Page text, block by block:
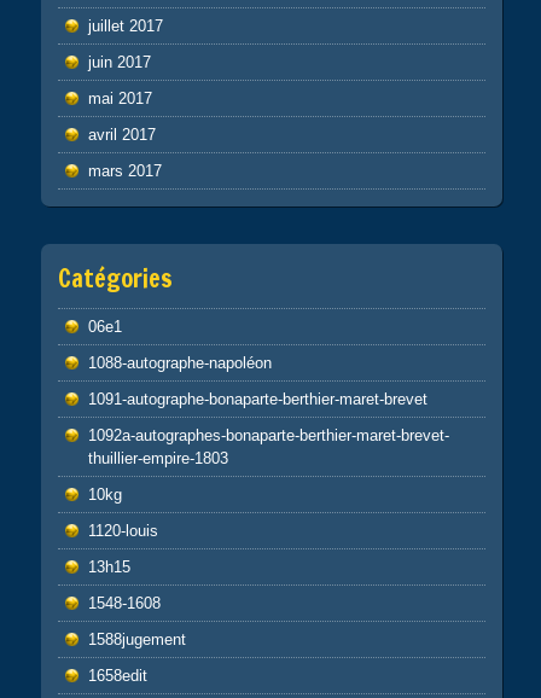
juillet 2017
juin 2017
mai 2017
avril 2017
mars 2017
Catégories
06e1
1088-autographe-napoléon
1091-autographe-bonaparte-berthier-maret-brevet
1092a-autographes-bonaparte-berthier-maret-brevet-
thuillier-empire-1803
10kg
1120-louis
13h15
1548-1608
1588jugement
1658edit